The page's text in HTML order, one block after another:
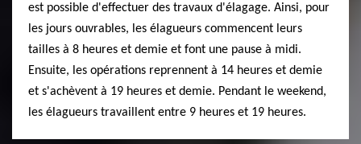
est possible d'effectuer des travaux d'élagage. Ainsi, pour
les jours ouvrables, les élagueurs commencent leurs
tailles à 8 heures et demie et font une pause à midi.
Ensuite, les opérations reprennent à 14 heures et demie
et s'achèvent à 19 heures et demie. Pendant le weekend,
les élagueurs travaillent entre 9 heures et 19 heures.